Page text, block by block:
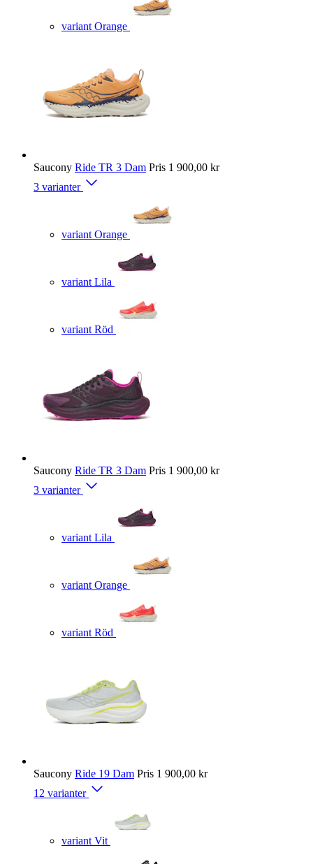
variant Orange
Saucony Ride TR 3 Dam Pris 1 900,00 kr
3 varianter
variant Orange
variant Lila
variant Röd
Saucony Ride TR 3 Dam Pris 1 900,00 kr
3 varianter
variant Lila
variant Orange
variant Röd
Saucony Ride 19 Dam Pris 1 900,00 kr
12 varianter
variant Vit